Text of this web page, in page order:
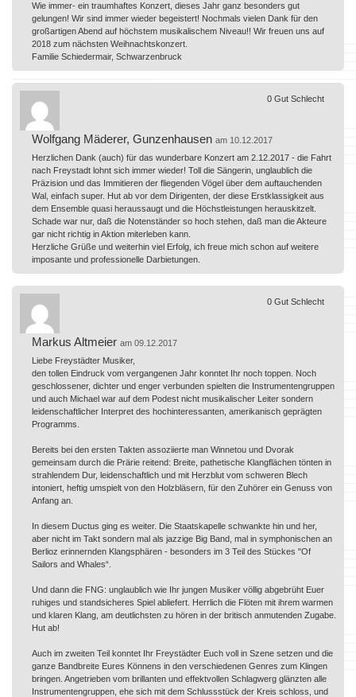
Wie immer- ein traumhaftes Konzert, dieses Jahr ganz besonders gut
gelungen! Wir sind immer wieder begeistert! Nochmals vielen Dank für den
großartigen Abend auf höchstem musikalischem Niveau!! Wir freuen uns auf
2018 zum nächsten Weihnachtskonzert.
Familie Schiedermair, Schwarzenbruck
Wolfgang Mäderer, Gunzenhausen am 10.12.2017
Herzlichen Dank (auch) für das wunderbare Konzert am 2.12.2017 - die Fahrt
nach Freystadt lohnt sich immer wieder! Toll die Sängerin, unglaublich die
Präzision und das Immitieren der fliegenden Vögel über dem auftauchenden
Wal, einfach super. Hut ab vor dem Dirigenten, der diese Erstklassigkeit aus
dem Ensemble quasi heraussaugt und die Höchstleistungen herauskitzelt.
Schade war nur, daß die Notenständer so hoch stehen, daß man die Akteure
gar nicht richtig in Aktion miterleben kann.
Herzliche Grüße und weiterhin viel Erfolg, ich freue mich schon auf weitere
imposante und professionelle Darbietungen.
0 Gut Schlecht
Markus Altmeier am 09.12.2017
Liebe Freystädter Musiker,
den tollen Eindruck vom vergangenen Jahr konntet Ihr noch toppen. Noch
geschlossener, dichter und enger verbunden spielten die Instrumentengruppen
und auch Michael war auf dem Podest nicht musikalischer Leiter sondern
leidenschaftlicher Interpret des hochinteressanten, amerikanisch geprägten
Programms.
Bereits bei den ersten Takten assoziierte man Winnetou und Dvorak
gemeinsam durch die Prärie reitend: Breite, pathetische Klangflächen tönten in
strahlendem Dur, leidenschaftlich und mit Herzblut vom schweren Blech
intoniert, heftig umspielt von den Holzbläsern, für den Zuhörer ein Genuss von
Anfang an.
In diesem Ductus ging es weiter. Die Staatskapelle schwankte hin und her,
aber nicht im Takt sondern mal als jazzige Big Band, mal in symphonischen an
Berlioz erinnernden Klangsphären - besonders im 3 Teil des Stückes "Of
Sailors and Whales“.
Und dann die FNG: unglaublich wie Ihr jungen Musiker völlig abgebrüht Euer
ruhiges und standsicheres Spiel abliefert. Herrlich die Flöten mit ihrem warmen
und klaren Klang, am deutlichsten zu hören in der britisch anmutenden Zugabe.
Hut ab!
Auch im zweiten Teil konntet Ihr Freystädter Euch voll in Szene setzen und die
ganze Bandbreite Eures Könnens in den verschiedenen Genres zum Klingen
bringen. Angetrieben vom brillanten und effektvollen Schlagwerg glänzten alle
Instrumentengruppen, ehe sich mit dem Schlussstück der Kreis schloss, und
0 Gut Schlecht